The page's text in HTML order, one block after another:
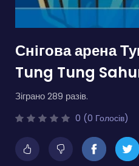
Снігова арена
Tung Tung
Зіграно 289 разів.
0 (0 Голосів)